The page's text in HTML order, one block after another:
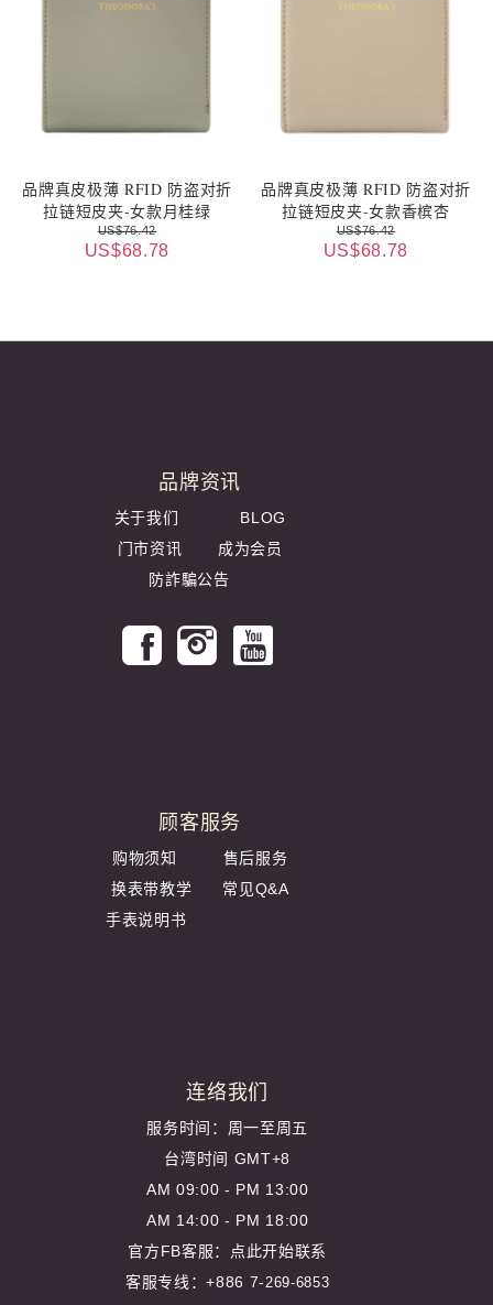
品牌真皮极薄 RFID 防盗对折
拉链短皮夹-女款月桂绿
US$76.42
US$68.78
品牌真皮极薄 RFID 防盗对折
拉链短皮夹-女款香槟杏
US$76.42
US$68.78
品牌资讯
关于我们
BLOG
门市资讯
成为会员
防詐騙公告
顾客服务
购物须知 售后服务
换表带教学 常见Q&A
手表说明书
连络我们
服务时间：周一至周五
台湾时间 GMT+8
AM 09:00 - PM 13:00
AM 14:00 - PM 18:00
官方FB客服：
点此开始联系
客服专线：+886 7-269-6853